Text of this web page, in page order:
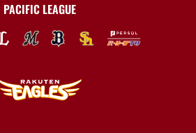
PACIFIC LEAGUE